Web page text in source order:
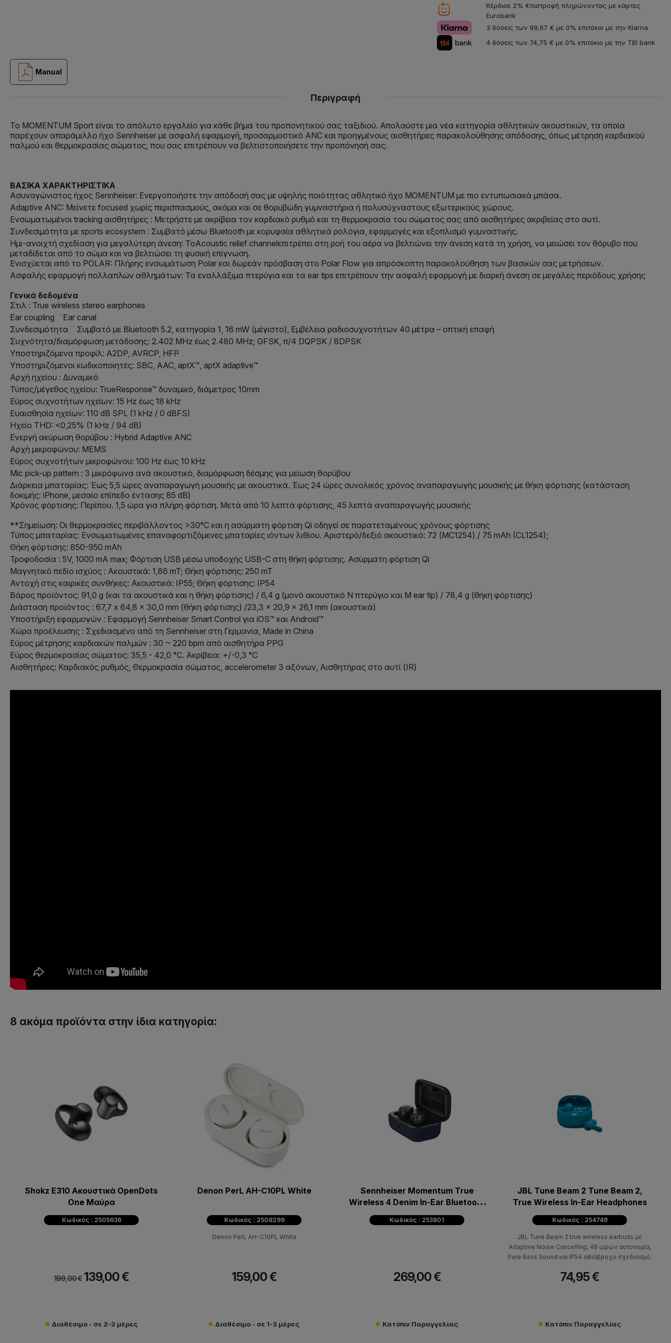
Κέρδισε 2% €πιστροφή πληρώνοντας με κάρτες
Eurobank
3 δόσεις των 99,67 € με 0% επιτόκιο με την Klarna
4 δόσεις των 74,75 € με 0% επιτόκιο με την TBI bank
Manual
Περιγραφή
Το MOMENTUM Sport είναι το απόλυτο εργαλείο για κάθε βήμα του προπονητικού σας ταξιδιού. Απολαύστε μια νέα κατηγορία αθλητικών ακουστικών, τα οποία
παρέχουν απαράμιλλο ήχο Sennheiser με ασφαλή εφαρμογή, προσαρμοστικό ANC και προηγμένους αισθητήρες παρακολούθησης απόδοσης, όπως μέτρηση καρδιακού
παλμού και θερμοκρασίας σώματος, που σας επιτρέπουν να βελτιστοποιήσετε την προπόνησή σας.
ΒΑΣΙΚΑ ΧΑΡΑΚΤΗΡΙΣΤΙΚΑ
Ασυναγώνιστος ήχος Sennheiser: Ενεργοποιήστε την απόδοσή σας με υψηλής ποιότητας αθλητικό ήχο MOMENTUM με πιο εντυπωσιακά μπάσα.
Adaptive ANC: Μείνετε focused χωρίς περισπασμούς, ακόμα και σε θορυβώδη γυμναστήρια ή πολυσύχναστους εξωτερικούς χώρους.
Ενσωματωμένοι tracking αισθητήρες : Μετρήστε με ακρίβεια τον καρδιακό ρυθμό και τη θερμοκρασία του σώματος σας από αισθητήρες ακριβείας στο αυτί.
Συνδεσιμότητα με sports ecosystem : Συμβατό μέσω Bluetooth με κορυφαία αθλητικά ρολόγια, εφαρμογές και εξοπλισμό γυμναστικής.
Ημι-ανοιχτή σχεδίαση για μεγαλύτερη άνεση: ΤοAcoustic relief channelεπιτρέπει στη ροή του αέρα να βελτιώνει την άνεση κατά τη χρήση, να μειώσει τον θόρυβο που
μεταδίδεται από το σώμα και να βελτιώσει τη φυσική επίγνωση.
Ενισχύεται από το POLAR: Πλήρης ενσωμάτωση Polar και δωρεάν πρόσβαση στο Polar Flow για απρόσκοπτη παρακολούθηση των βασικών σας μετρήσεων.
Ασφαλής εφαρμογή πολλαπλών αθλημάτων: Τα εναλλάξιμα πτερύγια και τα ear tips επιτρέπουν την ασφαλή εφαρμογή με διαρκή άνεση σε μεγάλες περιόδους χρήσης
Γενικά δεδομένα
Στιλ : True wireless stereo earphones
Ear coupling ¨Ear canal
Συνδεσιμότητα ¨ Συμβατό με Bluetooth 5.2, κατηγορία 1, 16 mW (μέγιστο), Εμβέλεια ραδιοσυχνοτήτων 40 μέτρα – οπτική επαφή
Συχνότητα/διαμόρφωση μετάδοσης: 2.402 MHz έως 2.480 MHz; GFSK, π/4 DQPSK / 8DPSK
Υποστηριζόμενα προφίλ: A2DP, AVRCP, HFP
Υποστηριζόμενοι κωδικοποιητές: SBC, AAC, aptX™, aptX adaptive™
Αρχή ηχείου : Δυναμικό
Τύπος/μέγεθος ηχείου: TrueResponse™ δυναμικό, διάμετρος 10mm
Εύρος συχνοτήτων ηχείων: 15 Hz έως 18 kHz
Ευαισθησία ηχείων: 110 dB SPL (1 kHz / 0 dBFS)
Ηχείο THD: <0,25% (1 kHz / 94 dB)
Ενεργή ακύρωση θορύβου : Hybrid Adaptive ANC
Αρχή μικροφώνου: MEMS
Εύρος συχνοτήτων μικροφώνου: 100 Hz έως 10 kHz
Mic pick-up pattern : 3 μικρόφωνα ανά ακουστικό, διαμόρφωση δέσμης για μείωση θορύβου
Διάρκεια μπαταρίας: Έως 5,5 ώρες αναπαραγωγή μουσικής με ακουστικά. Έως 24 ώρες συνολικός χρόνος αναπαραγωγής μουσικής με θήκη φόρτισης (κατάσταση
δοκιμής: iPhone, μεσαίο επίπεδο έντασης 85 dB)
Χρόνος φόρτισης: Περίπου. 1,5 ώρα για πλήρη φόρτιση. Μετά από 10 λεπτά φόρτισης, 45 λεπτά αναπαραγωγής μουσικής
**Σημείωση: Οι θερμοκρασίες περιβάλλοντος >30°C και η ασύρματη φόρτιση Qi οδηγεί σε παρατεταμένους χρόνους φόρτισης
Τύπος μπαταρίας: Ενσωματωμένες επαναφορτιζόμενες μπαταρίες ιόντων λιθίου. Αριστερό/δεξιό ακουστικό: 72 (MC1254) / 75 mAh (CL1254);
Θήκη φόρτισης: 850-950 mAh
Τροφοδοσία : 5V, 1000 mA max; Φόρτιση USB μέσω υποδοχής USB-C στη θήκη φόρτισης. Ασύρματη φόρτιση Qi
Μαγνητικό πεδίο ισχύος : Ακουστικά: 1,86 mT; Θήκη φόρτισης: 250 mT
Αντοχή στις καιρικές συνθήκες: Ακουστικά: IP55; Θήκη φόρτισης: IP54
Βάρος προϊόντος: 91,0 g (και τα ακουστικά και η θήκη φόρτισης) / 6,4 g (μονό ακουστικό N πτερύγιο και M ear tip) / 78,4 g (θήκη φόρτισης)
Διάσταση προϊόντος : 67,7 x 64,8 x 30,0 mm (θήκη φόρτισης) /23,3 x 20,9 x 26,1 mm (ακουστικά)
Υποστήριξη εφαρμογών : Εφαρμογή Sennheiser Smart Control για iOS™ και Android™
Χώρα προέλευσης : Σχεδιασμένο από τη Sennheiser στη Γερμανία, Made in China
Εύρος μέτρησης καρδιακών παλμών : 30 ~ 220 bpm από αισθητήρα PPG
Εύρος θερμοκρασίας σώματος: 35,5 - 42,0 °C. Ακρίβεια: +/-0,3 °C
Αισθητήρες: Καρδιακός ρυθμός, Θερμοκρασία σώματος, accelerometer 3 αξόνων, Αισθητήρας στο αυτί (IR)
8 ακόμα προϊόντα στην ίδια κατηγορία:
Shokz E310 Ακουστικά OpenDots
One Μαύρα
Κωδικός : 2505636
199,00 € 139,00 €
Διαθέσιμο - σε 2-3 μέρες
Denon PerL AH-C10PL White
Κωδικός : 2508299
Denon PerL AH-C10PL White
159,00 €
Διαθέσιμο - σε 1-3 μέρες
Sennheiser Momentum True
Wireless 4 Denim In-Ear Bluetooth
Ακουστικά
Κωδικός : 253801
269,00 €
Κατόπιν Παραγγελίας
JBL Tune Beam 2 Tune Beam 2,
True Wireless In-Ear Headphones
Κωδικός : 254749
JBL Tune Beam 2 true wireless earbuds με
Adaptive Noise Cancelling, 48 ωρών αυτονομία,
Pure Bass Sound και IP54 αδιάβροχο σχεδιασμό.
74,95 €
Κατόπιν Παραγγελίας